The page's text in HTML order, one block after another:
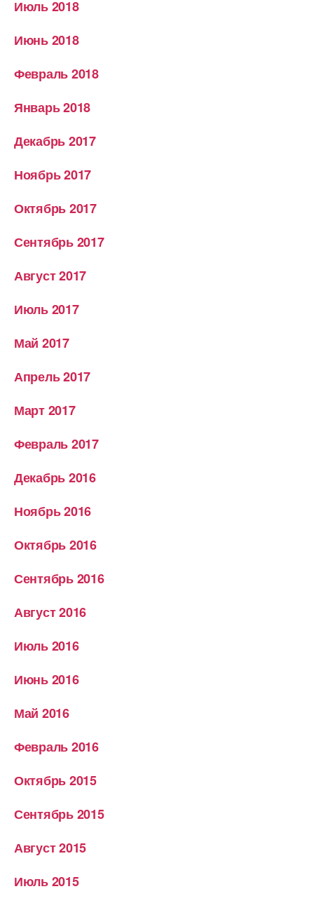
Июль 2018
Июнь 2018
Февраль 2018
Январь 2018
Декабрь 2017
Ноябрь 2017
Октябрь 2017
Сентябрь 2017
Август 2017
Июль 2017
Май 2017
Апрель 2017
Март 2017
Февраль 2017
Декабрь 2016
Ноябрь 2016
Октябрь 2016
Сентябрь 2016
Август 2016
Июль 2016
Июнь 2016
Май 2016
Февраль 2016
Октябрь 2015
Сентябрь 2015
Август 2015
Июль 2015